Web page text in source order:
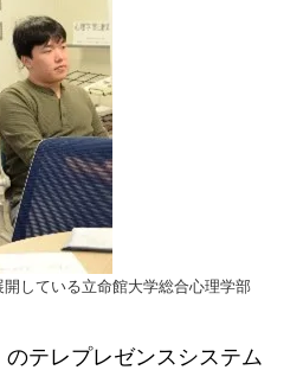
している立命館大学総合心理学部
テレプレゼンスシステム